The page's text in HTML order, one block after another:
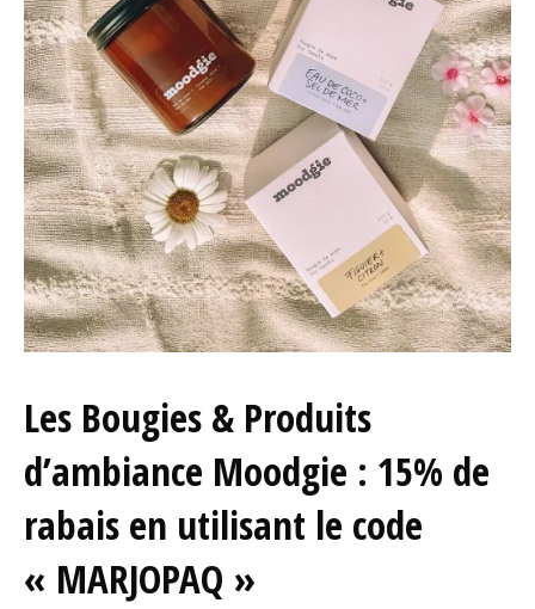
Les Bougies & Produits
d’ambiance Moodgie : 15% de
rabais en utilisant le code
« MARJOPAQ »